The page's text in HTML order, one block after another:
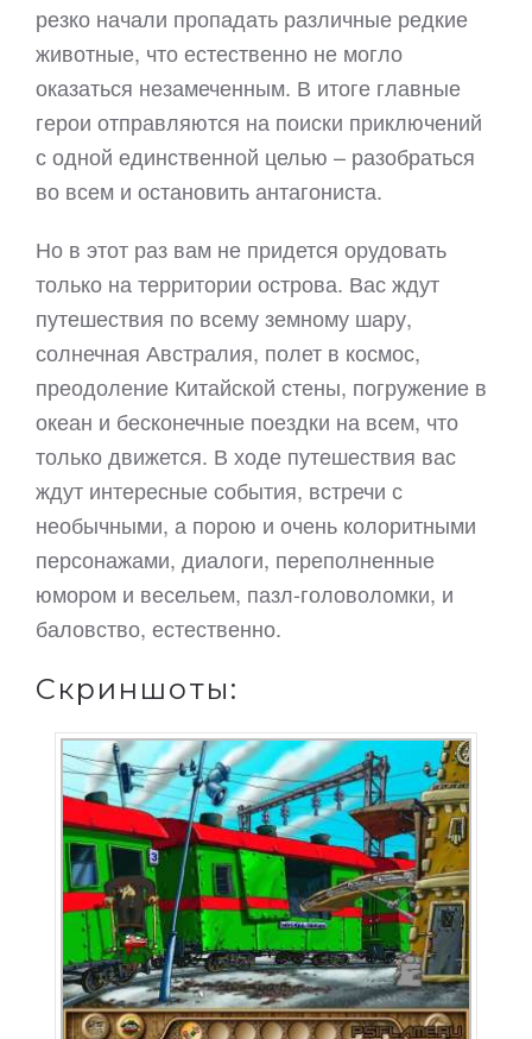
резко начали пропадать различные редкие
животные, что естественно не могло
оказаться незамеченным. В итоге главные
герои отправляются на поиски приключений
с одной единственной целью – разобраться
во всем и остановить антагониста.
Но в этот раз вам не придется орудовать
только на территории острова. Вас ждут
путешествия по всему земному шару,
солнечная Австралия, полет в космос,
преодоление Китайской стены, погружение в
океан и бесконечные поездки на всем, что
только движется. В ходе путешествия вас
ждут интересные события, встречи с
необычными, а порою и очень колоритными
персонажами, диалоги, переполненные
юмором и весельем, пазл-головоломки, и
баловство, естественно.
Скриншоты: